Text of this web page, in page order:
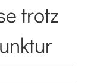
trotz